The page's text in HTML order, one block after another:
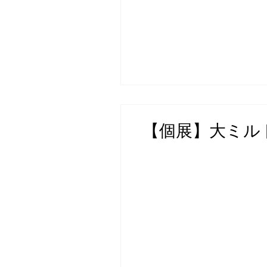
【個展】大ミ